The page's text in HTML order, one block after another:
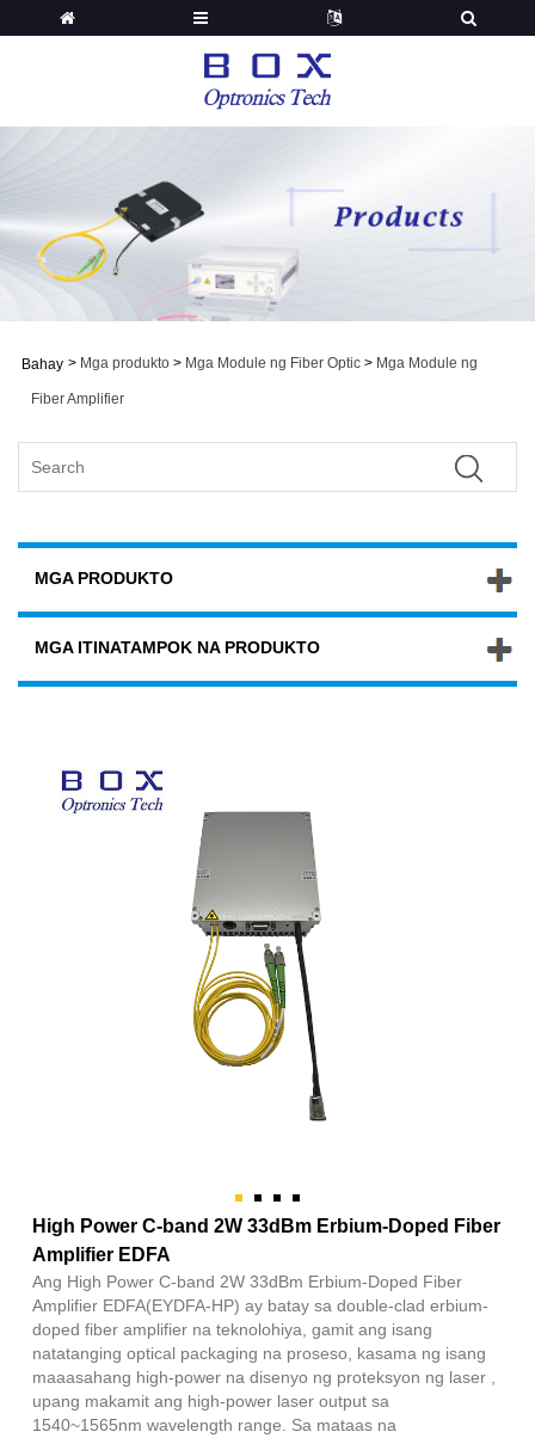
Bahay > Mga produkto > Mga Module ng Fiber Optic > Mga Module ng
Fiber Amplifier
MGA PRODUKTO
MGA ITINATAMPOK NA PRODUKTO
High Power C-band 2W 33dBm Erbium-Doped Fiber
Amplifier EDFA
Ang High Power C-band 2W 33dBm Erbium-Doped Fiber
Amplifier EDFA(EYDFA-HP) ay batay sa double-clad erbium-
doped fiber amplifier na teknolohiya, gamit ang isang
natatanging optical packaging na proseso, kasama ng isang
maaasahang high-power na disenyo ng proteksyon ng laser ,
upang makamit ang high-power laser output sa
1540~1565nm wavelength range. Sa mataas na